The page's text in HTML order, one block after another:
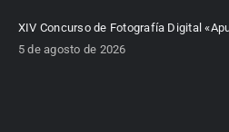
XIV Concurso de Fotografía Digital
5 de agosto de 2026